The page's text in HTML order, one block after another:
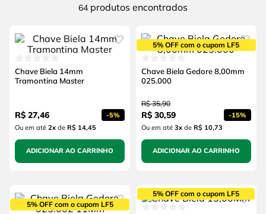
64 produtos
Chave Biela 14mm
Tramontina Master
R$ 27,46 -5%
Ou em até 2xde R$ 14,45
ADICIONAR AO CARRINHO
5% OFF com o cupom LF5
Chave Biela Gedore 8,00mm
025.000
R$ 35,90
R$ 30,59 -15%
Ou em até 3xde R$ 10,73
ADICIONAR AO CARRINHO
5% OFF com o cupom LF5
5% OFF com o cupom LF5